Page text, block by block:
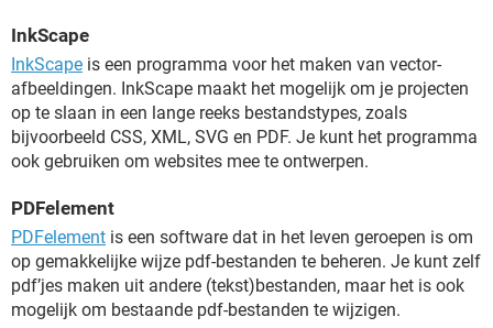
InkScape
InkScape is een programma voor het maken van vector-
afbeeldingen. InkScape maakt het mogelijk om je projecten
op te slaan in een lange reeks bestandstypes, zoals
bijvoorbeeld CSS, XML, SVG en PDF. Je kunt het programma
ook gebruiken om websites mee te ontwerpen.
PDFelement
PDFelement is een software dat in het leven geroepen is om
op gemakkelijke wijze pdf-bestanden te beheren. Je kunt zelf
pdf’jes maken uit andere (tekst)bestanden, maar het is ook
mogelijk om bestaande pdf-bestanden te wijzigen.